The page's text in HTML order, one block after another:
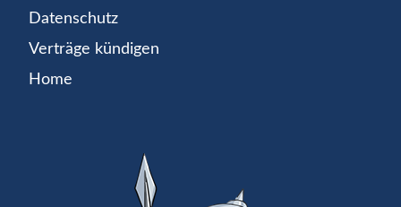
Datenschutz
Verträge kündigen
Home